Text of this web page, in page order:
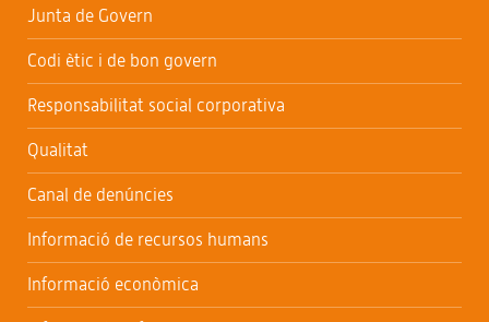
Junta de Govern
Codi ètic i de bon govern
Responsabilitat social corporativa
Qualitat
Canal de denúncies
Informació de recursos humans
Informació econòmica